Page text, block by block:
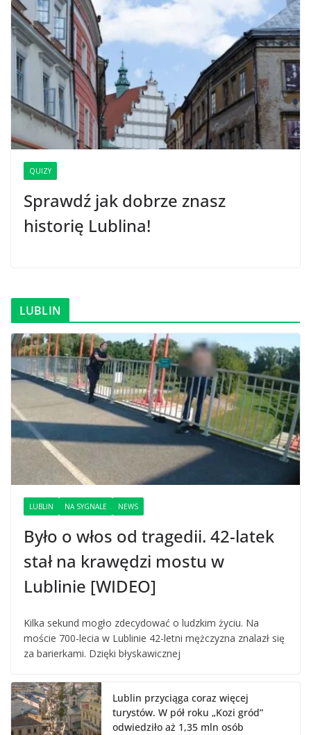
QUIZY
Sprawdź jak dobrze znasz
historię Lublina!
LUBLIN
LUBLIN NA SYGNALE NEWS
Było o włos od tragedii. 42-latek
stał na krawędzi mostu w
Lublinie [WIDEO]
Kilka sekund mogło zdecydować o ludzkim życiu. Na
moście 700-lecia w Lublinie 42-letni mężczyzna znalazł się
za barierkami. Dzięki błyskawicznej
Lublin przyciąga coraz więcej
turystów. W pół roku „Kozi gród”
odwiedziło aż 1,35 mln osób